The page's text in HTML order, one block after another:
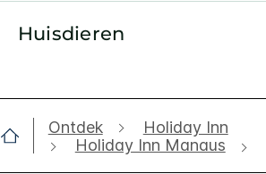
Huisdieren
Ontdek
Holiday Inn
Holiday Inn Manaus